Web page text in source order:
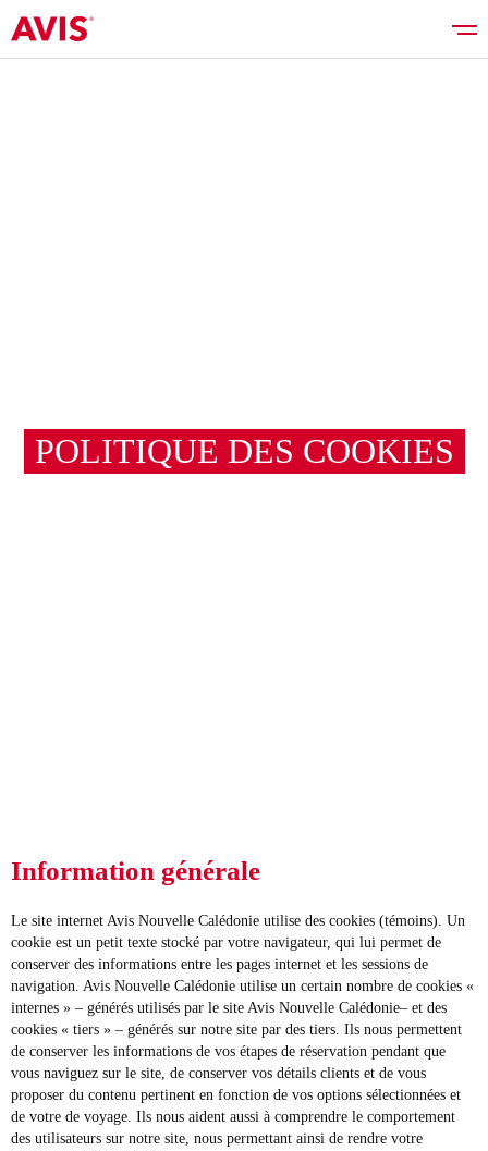
POLITIQUE DES COOKIES
Information générale
Le site internet Avis Nouvelle Calédonie utilise des cookies (témoins). Un
cookie est un petit texte stocké par votre navigateur, qui lui permet de
conserver des informations entre les pages internet et les sessions de
navigation. Avis Nouvelle Calédonie utilise un certain nombre de cookies «
internes » – générés utilisés par le site Avis Nouvelle Calédonie– et des
cookies « tiers » – générés sur notre site par des tiers. Ils nous permettent
de conserver les informations de vos étapes de réservation pendant que
vous naviguez sur le site, de conserver vos détails clients et de vous
proposer du contenu pertinent en fonction de vos options sélectionnées et
de votre de voyage. Ils nous aident aussi à comprendre le comportement
des utilisateurs sur notre site, nous permettant ainsi de rendre votre
Services